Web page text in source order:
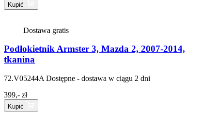
Kupić
Dostawa gratis
Podłokietnik Armster 3, Mazda 2, 2007-2014,
tkanina
72.V05244A Dostępne - dostawa w ciągu 2 dni
399,- zł
Kupić